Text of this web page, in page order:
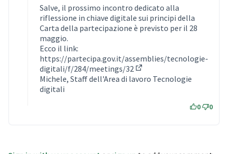
Salve, il prossimo incontro dedicato alla
riflessione in chiave digitale sui principi della
Carta della partecipazione è previsto per il 28
maggio.
Ecco il link:
https://partecipa.gov.it/assemblies/tecnologie-
digitali/f/284/meetings/32
(Opens in new tab)
Michele, Staff dell'Area di lavoro Tecnologie
digitali
0 0